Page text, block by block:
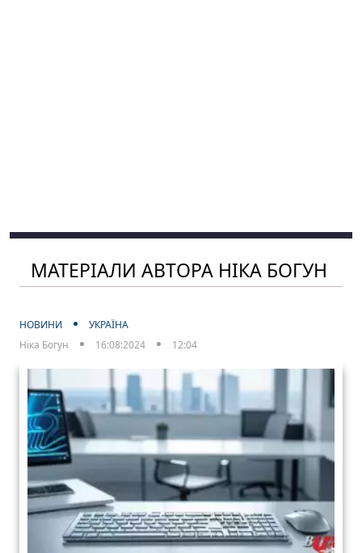
МАТЕРІАЛИ АВТОРА НІКА БОГУН
НОВИНИ
УКРАЇНА
Ніка Богун
16:08:2024 12:04